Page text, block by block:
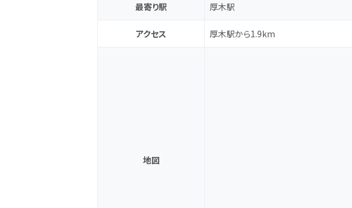
最寄り駅 厚木駅
アクセス 厚木駅から1.9km
地図